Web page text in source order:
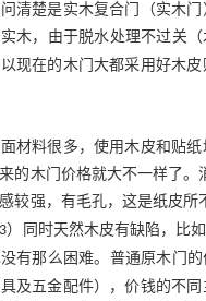
清楚是实木复合门（实木
木，由于脱水处理不过关
现在的木门大都采用好木
材料很多，使用木皮和贴
的木门价格就大不一样了
较强，有毛孔，这是纸皮所
3）同时天然木皮有缺陷，比
有那么困难。普通原木门
及五金配件），价钱的不